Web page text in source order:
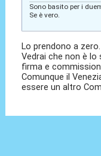
Sono basito per i
Se è vero.
Lo prendono a zero.
Vedrai che non è
firma e
Comunque il
essere un altro